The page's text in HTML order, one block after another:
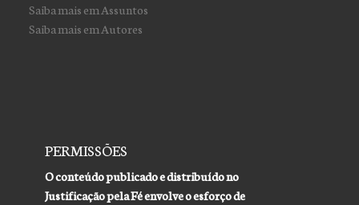
Saiba mais em Assuntos
Saiba mais em Autores
PERMISSÕES
O conteúdo publicado e distribuído no
Justificação pela Fé envolve o esforço de